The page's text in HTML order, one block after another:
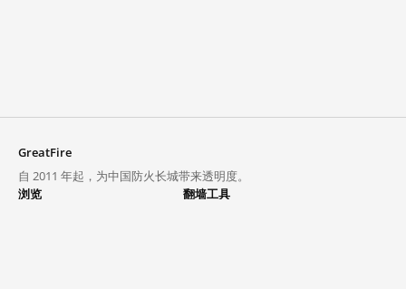
GreatFire
自 2011 年起，为中国防火长城带来透明度。
浏览
翻墙工具